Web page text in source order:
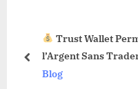
t
Trust Wallet
l’Argent Sans
Dévoilées !
Blog
prev